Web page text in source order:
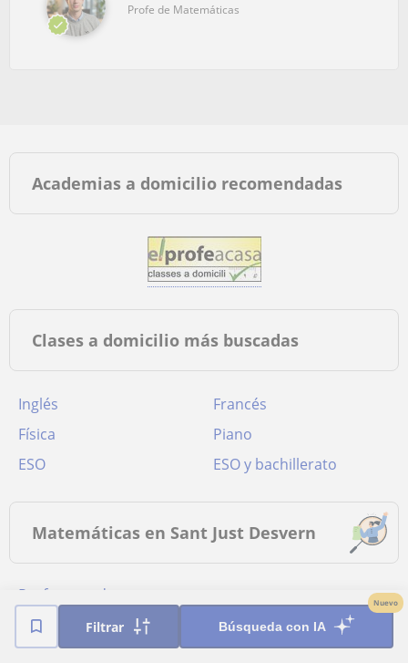
Filtrar Búsqueda con IA
Nuevo
Profe de Matemáticas
Academias a domicilio recomendadas
Clases a domicilio más buscadas
Inglés
Francés
Física
Piano
ESO
ESO y bachillerato
Matemáticas en Sant Just Desvern
Profesores de
Matemáticas online